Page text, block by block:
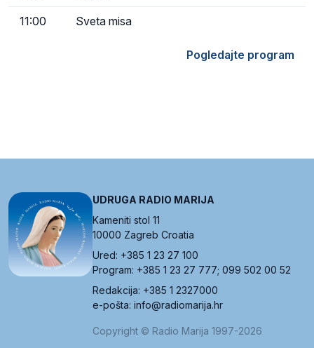
11:00 Sveta misa
Pogledajte program
UDRUGA RADIO MARIJA
Kameniti stol 11
10000 Zagreb Croatia
Ured: +385 1 23 27 100
Program: +385 1 23 27 777; 099 502 00 52
Redakcija: +385 1 2327000
e-pošta: info@radiomarija.hr
Copyright © Radio Marija 1997-2026